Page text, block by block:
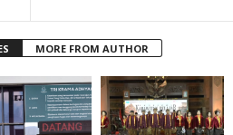
MORE FROM AUTHOR